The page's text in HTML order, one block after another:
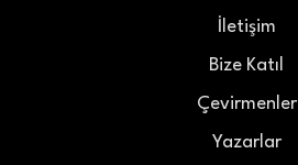
İletişim
Bize Katıl
Çevirmenler
Yazarlar